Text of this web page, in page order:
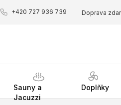
+420 727 936 739 Doprava
Sauny a
Jacuzzi
Doplňky